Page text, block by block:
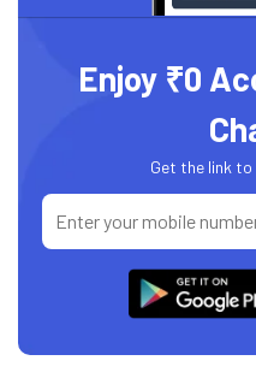
Enjoy ₹0
Get the link